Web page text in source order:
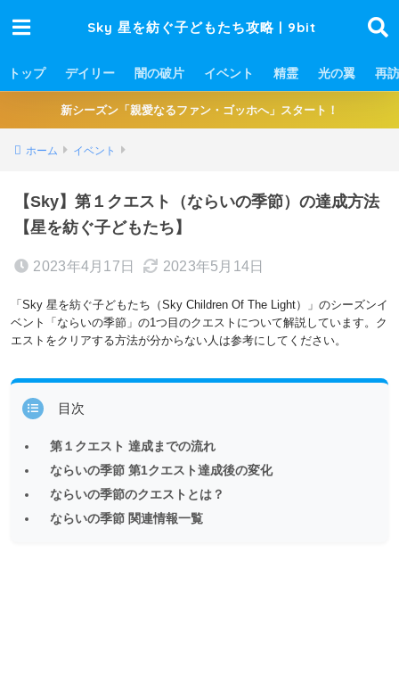
Sky 星を紡ぐ子どもたち攻略 | 9bit
トップ デイリー 闇の破片 イベント 精霊 光の翼 再訪
新シーズン「親愛なるファン・ゴッホへ」スタート！
ホーム イベント
【Sky】第１クエスト（ならいの季節）の達成方法
【星を紡ぐ子どもたち】
2023年4月17日 2023年5月14日
「Sky 星を紡ぐ子どもたち（Sky Children Of The Light）」のシーズンイ
ベント「ならいの季節」の1つ目のクエストについて解説しています。ク
エストをクリアする方法が分からない人は参考にしてください。
目次
第１クエスト 達成までの流れ
ならいの季節 第1クエスト達成後の変化
ならいの季節のクエストとは？
ならいの季節 関連情報一覧